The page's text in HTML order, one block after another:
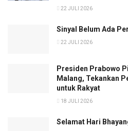
22 JULI 2026
Sinyal Belum Ada
22 JULI 2026
Presiden Prabowo
Malang, Tekankan
untuk Rakyat
18 JULI 2026
Selamat Hari